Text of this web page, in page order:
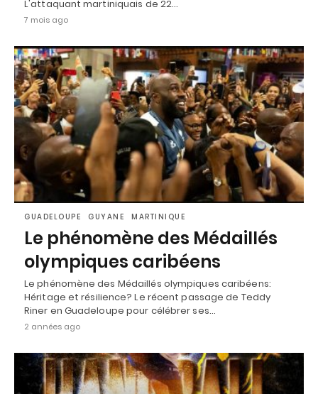
L'attaquant martiniquais de 22…
7 mois ago
GUADELOUPE GUYANE MARTINIQUE
Le phénomène des Médaillés
olympiques caribéens
Le phénomène des Médaillés olympiques caribéens:
Héritage et résilience? Le récent passage de Teddy
Riner en Guadeloupe pour célébrer ses…
2 années ago